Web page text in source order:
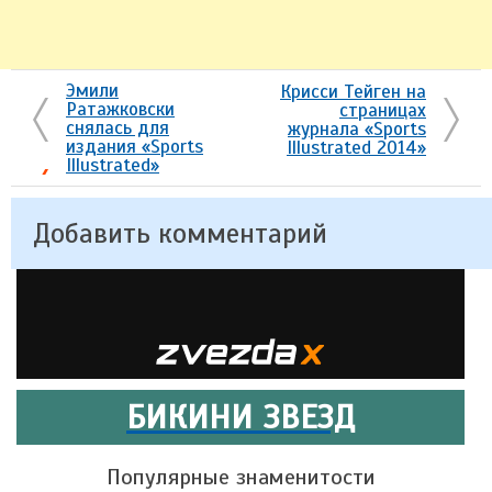
Эмили
Ратажковски
снялась для
издания «Sports
Illustrated»
Крисси Тейген на
страницах
журнала «Sports
Illustrated 2014»
Добавить комментарий
БИКИНИ ЗВЕЗД
Популярные знаменитости